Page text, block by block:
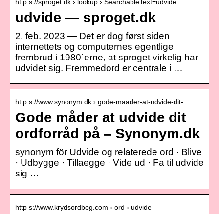
http s://sproget.dk › lookup › SearchableText=udvide
udvide — sproget.dk
2. feb. 2023 — Det er dog først siden
internettets og computernes egentlige
frembrud i 1980´erne, at sproget virkelig har
udvidet sig. Fremmedord er centrale i …
http s://www.synonym.dk › gode-maader-at-udvide-dit-…
Gode måder at udvide dit
ordforråd på – Synonym.dk
synonym för Udvide og relaterede ord · Blive
· Udbygge · Tillaegge · Vide ud · Fa til udvide
sig …
http s://www.krydsordbog.com › ord › udvide